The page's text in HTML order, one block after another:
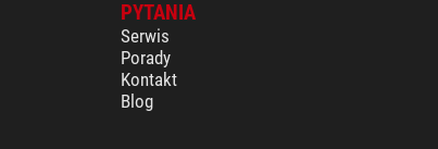
PYTANIA
Serwis
Porady
Kontakt
Blog